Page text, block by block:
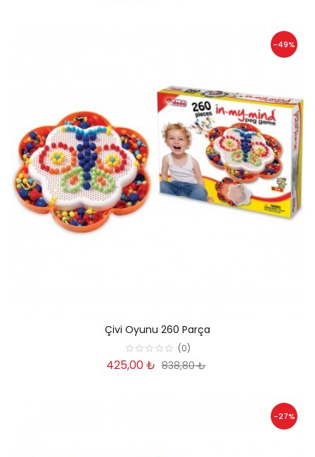
-49%
Çivi Oyunu 260 Parça
(0)
425,00 ₺ 838,80 ₺
-27%